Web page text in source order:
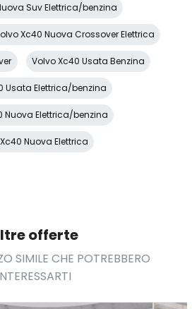
Suv Elettrica/benzina
Xc40 Nuova Crossover Elettrica
Volvo Xc40 Usata Benzina
Usata Elettrica/benzina
Nuova Elettrica/benzina
Nuova Elettrica
offerte
SIMILE CHE POTREBBERO